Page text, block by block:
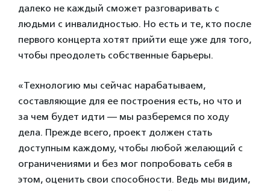
далеко не каждый сможет разговаривать с
людьми с инвалидностью. Но есть и те, кто после
первого концерта хотят прийти еще уже для того,
чтобы преодолеть собственные барьеры.
«Технологию мы сейчас нарабатываем,
составляющие для ее построения есть, но что и
за чем будет идти — мы разберемся по ходу
дела. Прежде всего, проект должен стать
доступным каждому, чтобы любой желающий с
ограничениями и без мог попробовать себя в
этом, оценить свои способности. Ведь мы видим,